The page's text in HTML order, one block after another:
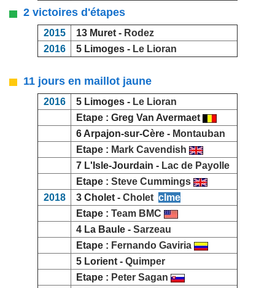
2 victoires d'étapes
2015 13 Muret - Rodez
2016
5 Limoges - Le Lioran
11 jours en maillot jaune
2016 5 Limoges - Le Lioran
Etape : Greg Van Avermaet
6 Arpajon-sur-Cère - Montauban
Etape : Mark Cavendish
7 L'Isle-Jourdain - Lac de Payolle
Etape : Steve Cummings
2018
3 Cholet - Cholet clme
Etape : Team BMC
4 La Baule - Sarzeau
Etape : Fernando Gaviria
5 Lorient - Quimper
Etape : Peter Sagan